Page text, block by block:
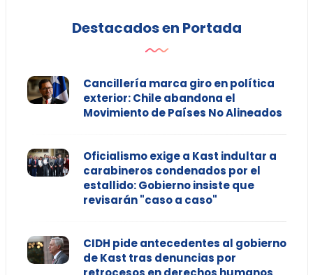
Destacados en Portada
Cancillería marca giro en política
exterior: Chile abandona el
Movimiento de Países No Alineados
Oficialismo exige a Kast indultar a
carabineros condenados por el
estallido: Gobierno insiste que
revisarán "caso a caso"
CIDH pide antecedentes al gobierno
de Kast tras denuncias por